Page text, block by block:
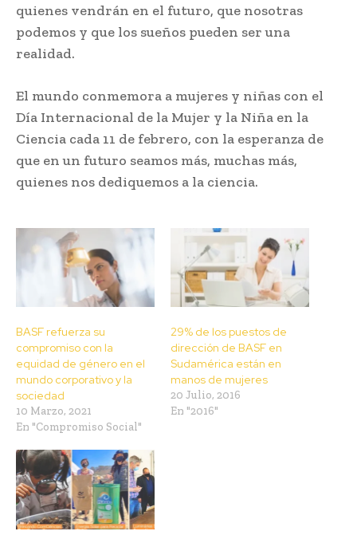
quienes vendrán en el futuro, que nosotras
podemos y que los sueños pueden ser una
realidad.
El mundo conmemora a mujeres y niñas con el
Día Internacional de la Mujer y la Niña en la
Ciencia cada 11 de febrero, con la esperanza de
que en un futuro seamos más, muchas más,
quienes nos dediquemos a la ciencia.
BASF refuerza su
compromiso con la
equidad de género en el
mundo corporativo y la
sociedad
10 Marzo, 2021
En "Compromiso Social"
29% de los puestos de
dirección de BASF en
Sudamérica están en
manos de mujeres
20 Julio, 2016
En "2016"